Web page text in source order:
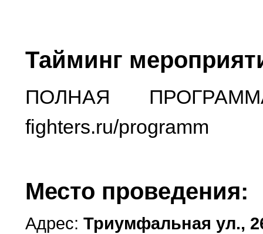
Тайминг
ПОЛНАЯ
fighters.ru/programm
Место проведения:
Адрес: Триумфальная ул.,